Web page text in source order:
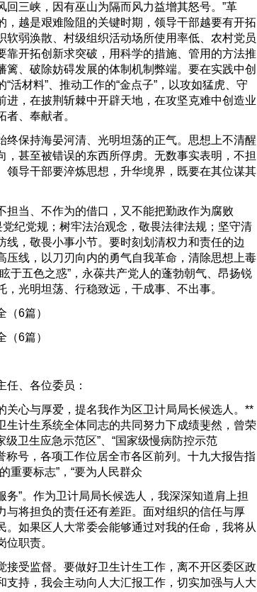
回三峡，因有巫山为隔而风力益增其怒号。”革
，越是艰难险阻的关键时期，领导干部越要有开拓
软弱涣散、村级组织活动场所使用率低、农村党员
靠开拓创新求突破，用科学的措施、管用的方法推
、破除妨碍发展的体制机制弊端。要在实践中创
活材料”、推动工作的“金点子”，以攻如猛虎、守
进，在披荆斩棘中开辟天地，在攻坚克难中创造业
、奉献者。
持海晏河清、光明坦荡的正气。思想上不清醒
，甚至被错误的东西所俘虏。无数事实表明，不担
领导干部要淬炼思想，升华境界，既要在其位谋其
、不作为的借口，又不能把勤政作为腐败
党纪党规；树牢法治观念，敬畏法律法规；坚守清
线，敬畏小事小节。要时刻划清权力和责任的边
压线，以刀刃向内的勇气自我革命，清除思想上毒
于五色之惑”，永葆共产党人的蓬勃朝气、昂扬锐
光明坦荡、行稳致远，干成事、不出事。
6篇）
6篇）
、各位委员：
与厚爱，提名我作为区卫计局局长候选人。**
生计生系统全体同志的共同努力下成绩斐然，曾荣
级卫生应急示范区”、“国家级慢病防控示范
称号，各项工作位居全市各区前列。十九大报告指
重要标志”，“要为人民群众
。作为卫计局局长候选人，我深深知道肩上担
与将担负的责任还有差距。面对组织的信任与厚
。如果区人大常委会能够通过对我的任命，我将从
职责。
监督。要做好卫生计生工作，离不开区委区政
支持，我会主动向人大汇报工作，切实加强与人大